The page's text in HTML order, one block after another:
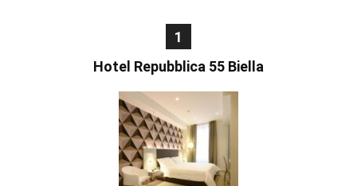
1
Hotel Repubblica 55 Biella